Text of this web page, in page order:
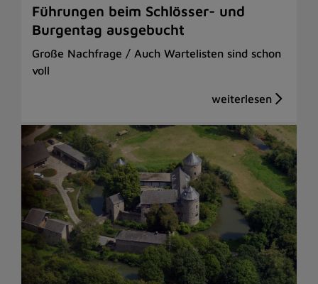
Führungen beim Schlösser- und
Burgentag ausgebucht
Große Nachfrage / Auch Wartelisten sind schon
voll